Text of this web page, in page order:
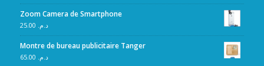
Zoom Camera de Smartphone
د.م.
Montre de bureau publicitaire Tanger
د.م.